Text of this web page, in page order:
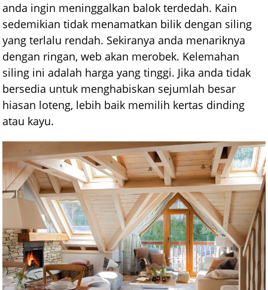
anda ingin meninggalkan balok terdedah. Kain
sedemikian tidak menamatkan bilik dengan siling
yang terlalu rendah. Sekiranya anda menariknya
dengan ringan, web akan merobek. Kelemahan
siling ini adalah harga yang tinggi. Jika anda tidak
bersedia untuk menghabiskan sejumlah besar
hiasan loteng, lebih baik memilih kertas dinding
atau kayu.